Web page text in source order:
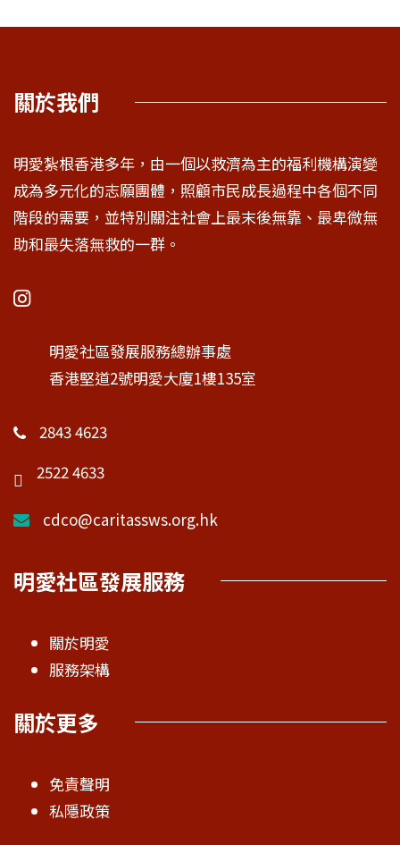
關於我們
明愛紮根香港多年，由一個以救濟為主的福利機構演變
成為多元化的志願團體，照顧市民成長過程中各個不同
階段的需要，並特別關注社會上最末後無靠、最卑微無
助和最失落無救的一群。
明愛社區發展服務總辦事處
香港堅道2號明愛大廈1樓135室
2843 4623
2522 4633
cdco@caritassws.org.hk
明愛社區發展服務
關於明愛
服務架構
關於更多
免責聲明
私隱政策